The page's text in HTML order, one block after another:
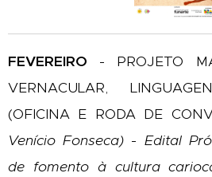
FEVEREIRO - PROJETO
VERNACULAR,
(OFICINA E RODA DE
Venício Fonseca) - Edital
de fomento à cultura carioc